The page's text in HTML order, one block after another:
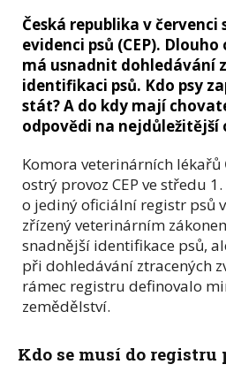
Česká republika v
evidenci psů (CEP).
má usnadnit dohledávání
identifikaci psů. Kdo psy
stát? A do kdy mají
odpovědi na nejdůležitější
Komora veterinárních lékařů
ostrý provoz CEP ve středu
o jediný oficiální registr psů
zřízený veterinárním
snadnější identifikace psů,
při dohledávání ztracených
rámec registru definovalo
zemědělství.
Kdo se musí do